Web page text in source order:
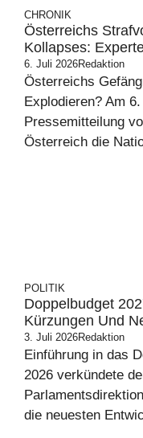
CHRONIK
Österreichs
Kollapses:
6. Juli 2026Redaktion
Österreichs
Explodieren? Am
Pressemitteilung
Österreich die
POLITIK
Doppelbudget
Kürzungen Und
3. Juli 2026Redaktion
Einführung in das
2026 verkündete
die neuesten